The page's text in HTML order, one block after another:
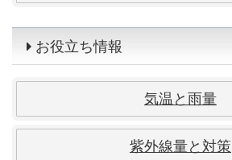
お役立ち情報
気温と雨量
紫外線量と対策